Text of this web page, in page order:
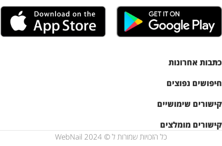
כתבות אחרונות
חיפושים נפוצים
קישורים שימושיים
קישורים מומלצים
כל הזכויות שמורות ל © WebNail 2024